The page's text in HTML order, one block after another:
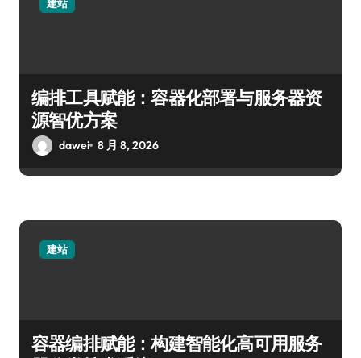
建站
编排工具赋能：容器化部署与服务器资
源智优方案
dawei 8 月 8, 2026
建站
容器编排赋能：构建智能化高可用服务